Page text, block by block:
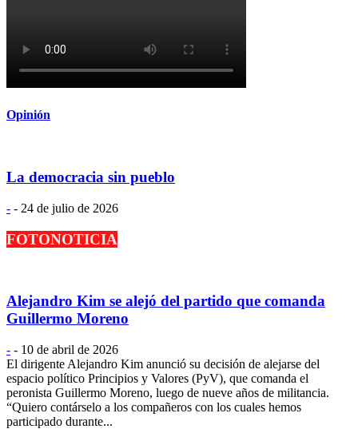
Opinión
La democracia sin pueblo
- - 24 de julio de 2026
FOTONOTICIA
Alejandro Kim se alejó del partido que comanda
Guillermo Moreno
- - 10 de abril de 2026
El dirigente Alejandro Kim anunció su decisión de alejarse del
espacio político Principios y Valores (PyV), que comanda el
peronista Guillermo Moreno, luego de nueve años de militancia.
“Quiero contárselo a los compañeros con los cuales hemos
participado durante...